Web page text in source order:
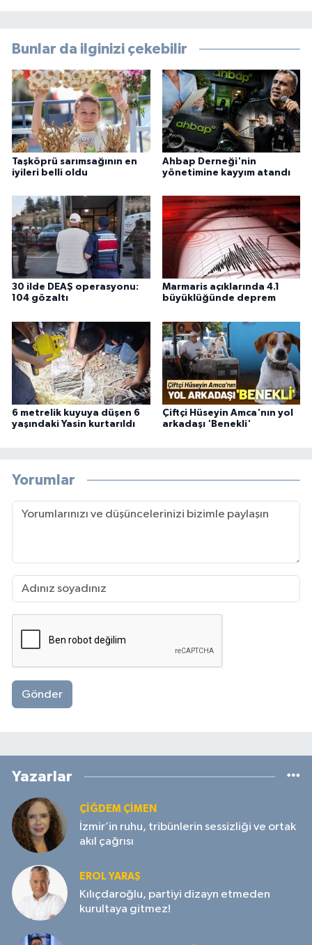
Bunlar da ilginizi çekebilir
Taşköprü sarımsağının en
iyileri belli oldu
Ahbap Derneği'nin
yönetimine kayyım atandı
30 ilde DEAŞ operasyonu:
104 gözaltı
Marmaris açıklarında 4.1
büyüklüğünde deprem
6 metrelik kuyuya düşen 6
yaşındaki Yasin kurtarıldı
Çiftçi Hüseyin Amca'nın yol
arkadaşı 'Benekli'
Yorumlar
Gönder
Yazarlar
ÇIĞDEM ÇIMEN
İzmir’in ruhu, tribünlerin sessizliği ve ortak
akıl çağrısı
EROL YARAŞ
Kılıçdaroğlu, partiyi dizayn etmeden
kurultaya gitmez!